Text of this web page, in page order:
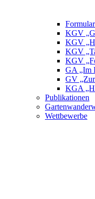
KGV
KGV
KGV
KGV
GA „Im
GV
KGA
Publikationen
Wettbewerbe